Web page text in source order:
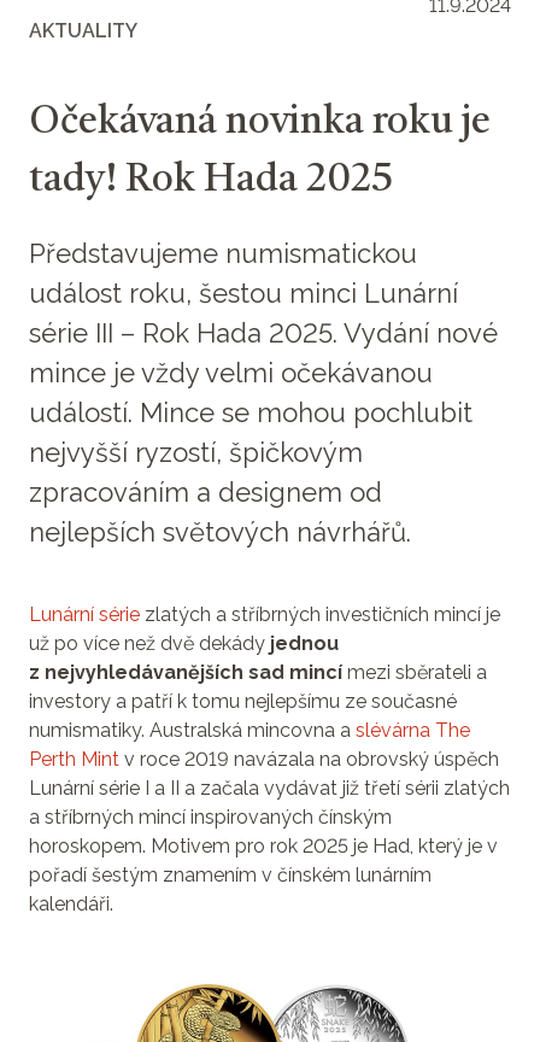
AKTUALITY
11.9.2024
Očekávaná novinka roku je
tady! Rok Hada 2025
Představujeme numismatickou
událost roku, šestou minci Lunární
série III – Rok Hada 2025. Vydání nové
mince je vždy velmi očekávanou
událostí. Mince se mohou pochlubit
nejvyšší ryzostí, špičkovým
zpracováním a designem od
nejlepších světových návrhářů.
Lunární série zlatých a stříbrných investičních mincí je
už po více než dvě dekády jednou
z nejvyhledávanějších sad mincí mezi sběrateli a
investory a patří k tomu nejlepšímu ze současné
numismatiky. Australská mincovna a slévárna The
Perth Mint v roce 2019 navázala na obrovský úspěch
Lunární série I a II a začala vydávat již třetí sérii zlatých
a stříbrných mincí inspirovaných čínským
horoskopem. Motivem pro rok 2025 je Had, který je v
pořadí šestým znamením v čínském lunárním
kalendáři.